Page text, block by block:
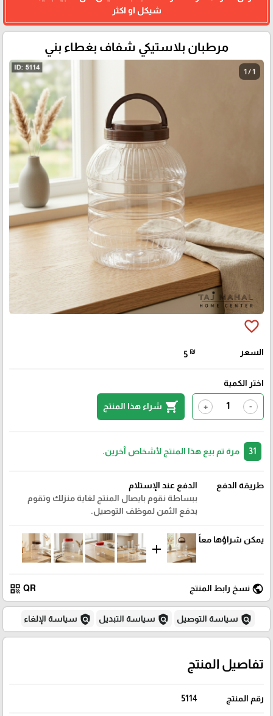
شيكل او اكثر
مرطبان بلاستيكي شفاف بغطاء بني
1 / 1
favorite_border
السعر 5 ₪
اختر الكمية
-
+
shopping_cart شراء هذا المنتج
مرة تم بيع هذا المنتج لأشخاص آخرين.
طريقة الدفع
الدفع عند الإستلام
ببساطة نقوم بايصال المنتج لغاية منزلك وتقوم
بدفع الثمن لموظف التوصيل.
يمكن شراؤها معاً
add
public نسخ رابط المنتج QR
qr_code
policy سياسة التوصيل policy سياسة التبديل policy سياسة الإلغاء
تفاصيل المنتج
رقم المنتج 5114